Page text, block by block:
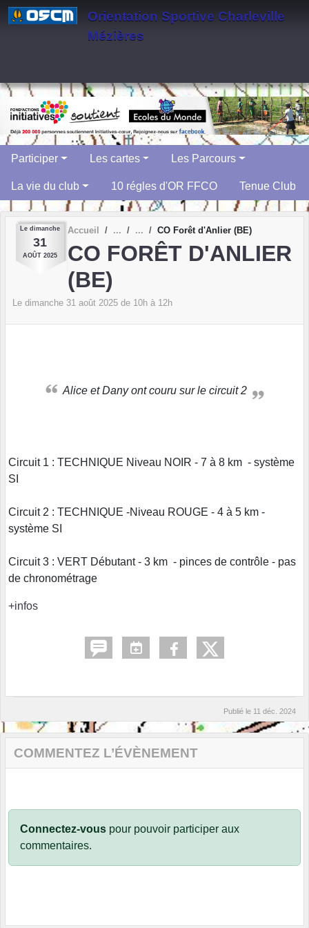
Orientation Sportive Charleville
Mézières
Participer Les cartes Les Parcours
La vie du club 10 régles d'OR FFCO Tenue Club
Le dimanche
31
AOÛT 2025
Accueil CO Forêt d'Anlier (BE)
CO FORÊT D'ANLIER
(BE)
Le dimanche 31 août 2025 de 10h à 12h
Alice et Dany ont couru sur le circuit 2
Circuit 1 : TECHNIQUE Niveau NOIR - 7 à 8 km - système
SI
Circuit 2 : TECHNIQUE -Niveau ROUGE - 4 à 5 km -
système SI
Circuit 3 : VERT Débutant - 3 km - pinces de contrôle - pas
de chronométrage
+infos
Publié le 11 déc. 2024
COMMENTEZ L’ÉVÈNEMENT
Connectez-vous pour pouvoir participer aux
commentaires.
Panneau de gestion des cookies